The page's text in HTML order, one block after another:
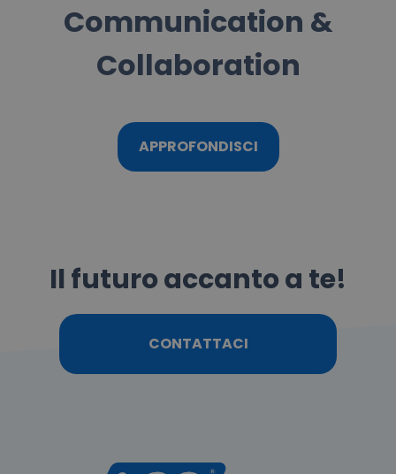
Communication &
Collaboration
APPROFONDISCI
Il futuro accanto a te!
CONTATTACI